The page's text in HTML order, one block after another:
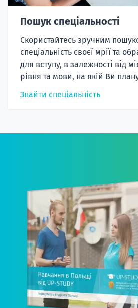
Пошук спеціальності
Скористайтесь зручним
спеціальність своєї мрії та
для вступу, в залежності від
рівня та мови, на якій Ви
Знайти спеціальність